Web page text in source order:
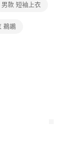
後付」服務完成之交
同意方可使用
戶狀況，依本公司即
男款 短袖上衣
鵜鶘